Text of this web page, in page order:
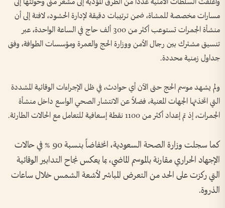
مسارات مخصصة للمشاة، ضمن ترتيبات دقيقة لإدارة الحشود، لافتة إلى أن
منشأة الجمرات تستوعب أكثر من 300 ألف حاج في الساعة الواحدة، عبر
تنسيق مشترك بين رجال الأمن ووزارة الحج والعمرة ومؤسسات الطوافة، وفق
جداول زمنية محددة.
ولم يشهد موسم الحج حتى الآن أي حوادث، في ظل الإجراءات الوقائية المشددة
التي اتخذتها الجهات المعنية، فضلاً عن الانتشار الصحي الواسع داخل منشأة
الجمرات، إذ تم إعداد أكثر من 1100 نقطة إسعافية للتعامل مع الحالات الطارئة.
كما سجلت وزارة الصحة السعودية، انخفاضاً بنسبة 90 % في حالات
الإجهاد الحراري مقارنة بالموسم الماضي، بما يعكس نجاح التدابير الوقائية
التي ركزت على الحد من التعرض المباشر لأشعة الشمس خلال ساعات
الذروة.